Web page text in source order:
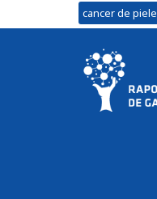
cancer de piele